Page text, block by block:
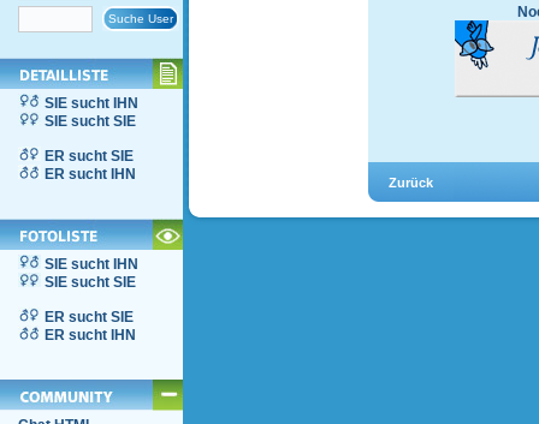
SIE sucht IHN
SIE sucht SIE
ER sucht SIE
ER sucht IHN
SIE sucht IHN
SIE sucht SIE
ER sucht SIE
ER sucht IHN